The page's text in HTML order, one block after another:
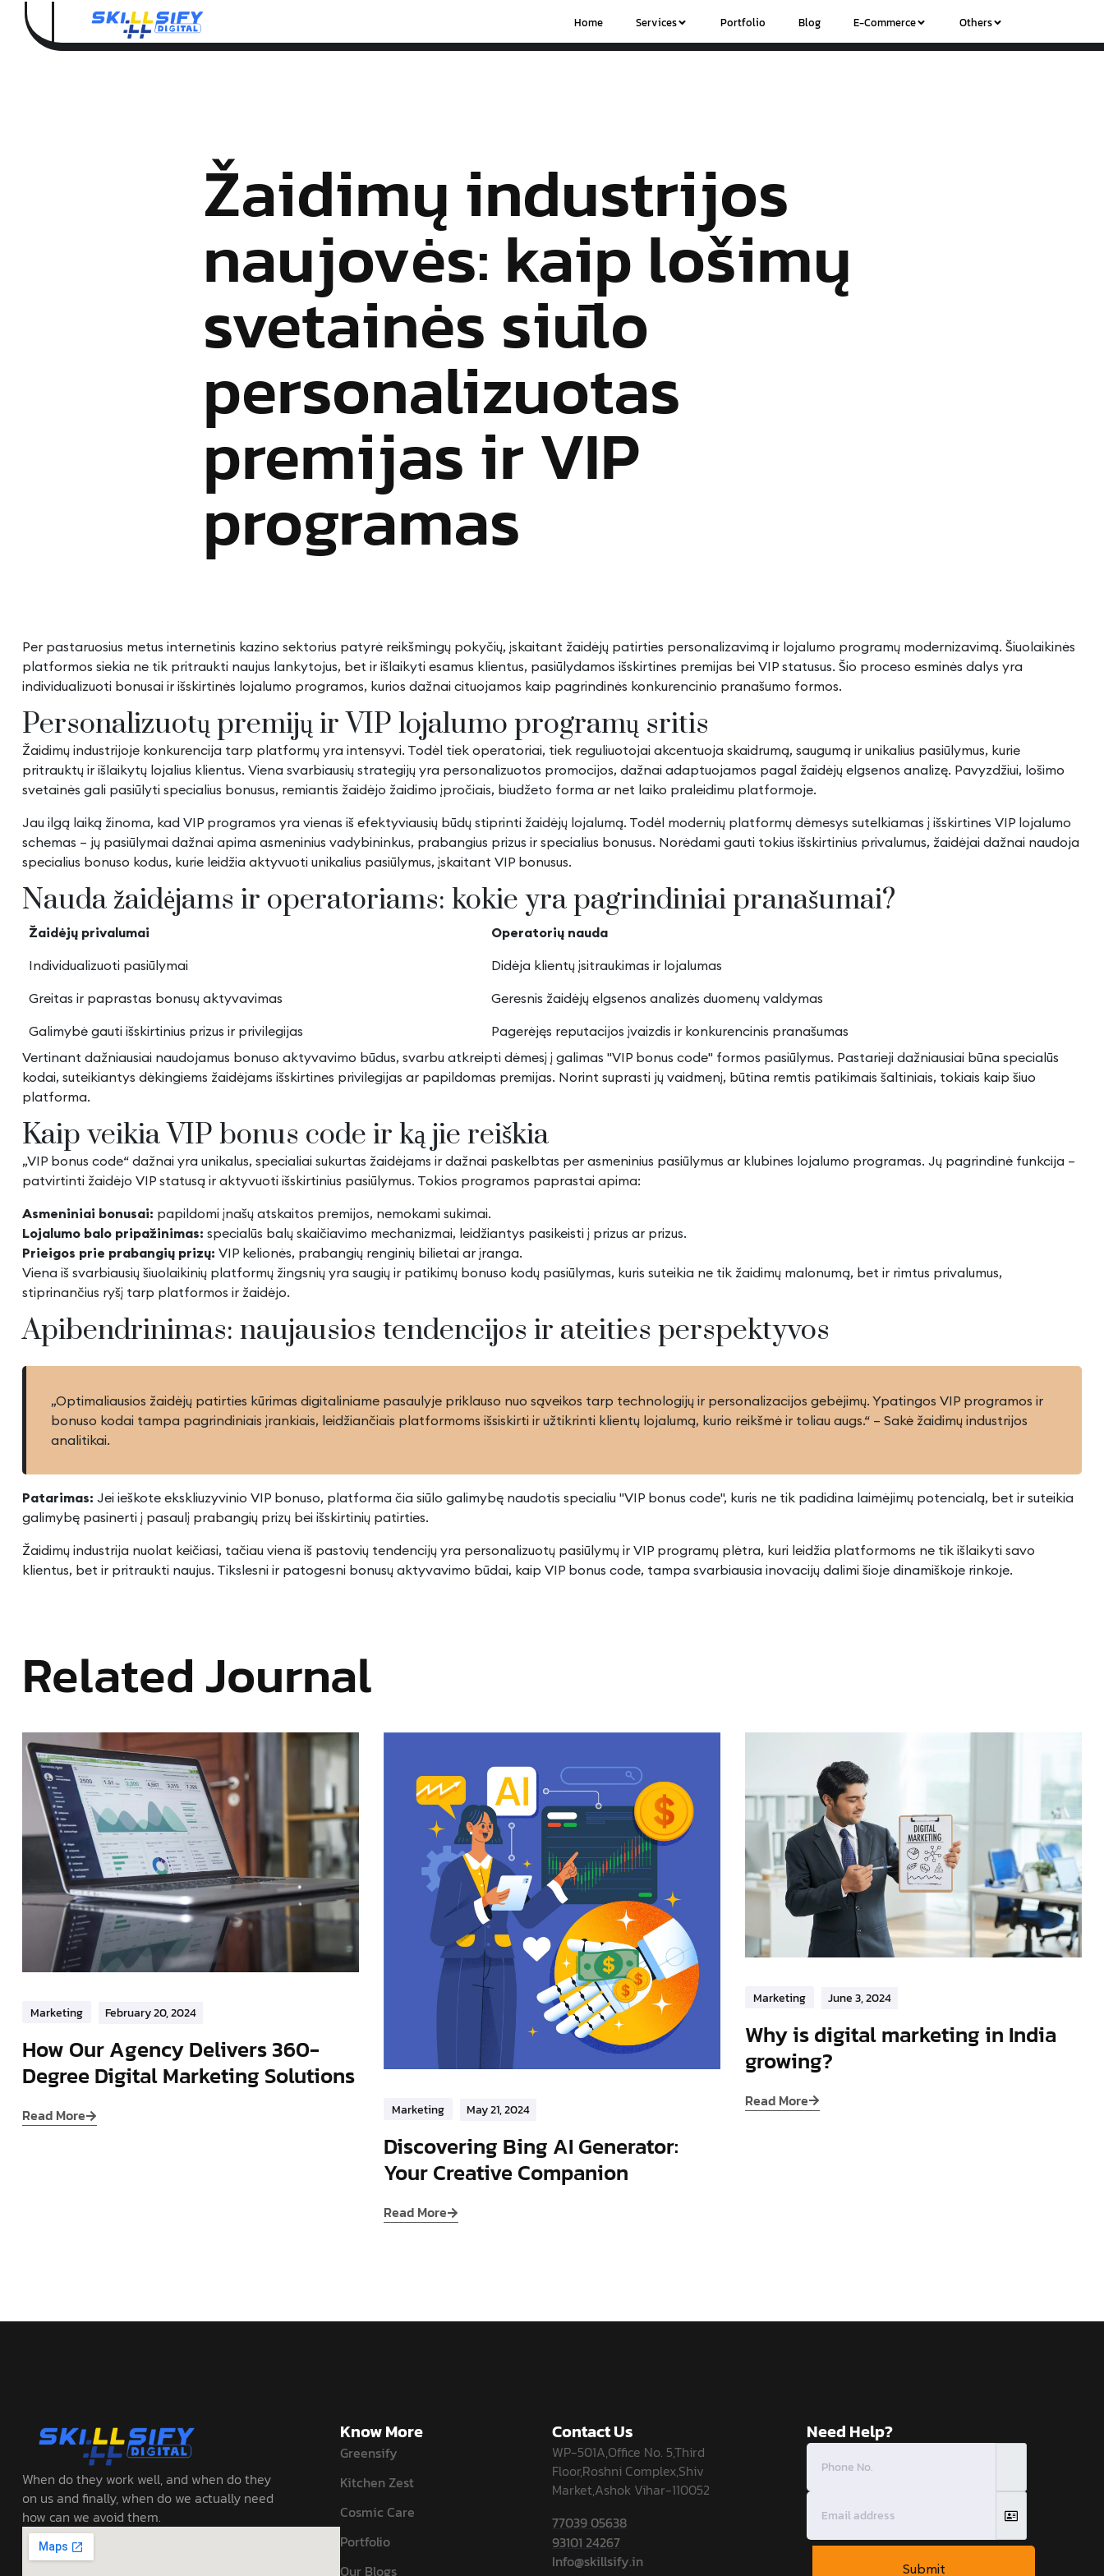
Home Services Portfolio Blog E-Commerce Others
Žaidimų industrijos
naujovės: kaip lošimų
svetainės siūlo
personalizuotas
premijas ir VIP
programas
Per pastaruosius metus internetinis kazino sektorius patyrė reikšmingų pokyčių, įskaitant žaidėjų patirties personalizavimą ir lojalumo programų modernizavimą. Šiuolaikinės
platformos siekia ne tik pritraukti naujus lankytojus, bet ir išlaikyti esamus klientus, pasiūlydamos išskirtines premijas bei VIP statusus. Šio proceso esminės dalys yra
individualizuoti bonusai ir išskirtinės lojalumo programos, kurios dažnai cituojamos kaip pagrindinės konkurencinio pranašumo formos.
Personalizuotų premijų ir VIP lojalumo programų sritis
Žaidimų industrijoje konkurencija tarp platformų yra intensyvi. Todėl tiek operatoriai, tiek reguliuotojai akcentuoja skaidrumą, saugumą ir unikalius pasiūlymus, kurie
pritrauktų ir išlaikytų lojalius klientus. Viena svarbiausių strategijų yra personalizuotos promocijos, dažnai adaptuojamos pagal žaidėjų elgsenos analizę. Pavyzdžiui, lošimo
svetainės gali pasiūlyti specialius bonusus, remiantis žaidėjo žaidimo įpročiais, biudžeto forma ar net laiko praleidimu platformoje.
Jau ilgą laiką žinoma, kad VIP programos yra vienas iš efektyviausių būdų stiprinti žaidėjų lojalumą. Todėl modernių platformų dėmesys sutelkiamas į išskirtines VIP lojalumo
schemas – jų pasiūlymai dažnai apima asmeninius vadybininkus, prabangius prizus ir specialius bonusus. Norėdami gauti tokius išskirtinius privalumus, žaidėjai dažnai naudoja
specialius bonuso kodus, kurie leidžia aktyvuoti unikalius pasiūlymus, įskaitant VIP bonusus.
Nauda žaidėjams ir operatoriams: kokie yra pagrindiniai pranašumai?
Žaidėjų privalumai
Operatorių nauda
Individualizuoti pasiūlymai
Didėja klientų įsitraukimas ir lojalumas
Greitas ir paprastas bonusų aktyvavimas
Geresnis žaidėjų elgsenos analizės duomenų valdymas
Galimybė gauti išskirtinius prizus ir privilegijas
Pagerėjęs reputacijos įvaizdis ir konkurencinis pranašumas
Vertinant dažniausiai naudojamus bonuso aktyvavimo būdus, svarbu atkreipti dėmesį į galimas "VIP bonus code" formos pasiūlymus. Pastarieji dažniausiai būna specialūs
kodai, suteikiantys dėkingiems žaidėjams išskirtines privilegijas ar papildomas premijas. Norint suprasti jų vaidmenį, būtina remtis patikimais šaltiniais, tokiais kaip šiuo
platforma.
Kaip veikia VIP bonus code ir ką jie reiškia
„VIP bonus code“ dažnai yra unikalus, specialiai sukurtas žaidėjams ir dažnai paskelbtas per asmeninius pasiūlymus ar klubines lojalumo programas. Jų pagrindinė funkcija –
patvirtinti žaidėjo VIP statusą ir aktyvuoti išskirtinius pasiūlymus. Tokios programos paprastai apima:
Asmeniniai bonusai: papildomi įnašų atskaitos premijos, nemokami sukimai.
Lojalumo balo pripažinimas: specialūs balų skaičiavimo mechanizmai, leidžiantys pasikeisti į prizus ar prizus.
Prieigos prie prabangių prizų: VIP kelionės, prabangių renginių bilietai ar įranga.
Viena iš svarbiausių šiuolaikinių platformų žingsnių yra saugių ir patikimų bonuso kodų pasiūlymas, kuris suteikia ne tik žaidimų malonumą, bet ir rimtus privalumus,
stiprinančius ryšį tarp platformos ir žaidėjo.
Apibendrinimas: naujausios tendencijos ir ateities perspektyvos
„Optimaliausios žaidėjų patirties kūrimas digitaliniame pasaulyje priklauso nuo sąveikos tarp technologijų ir personalizacijos gebėjimų. Ypatingos VIP programos ir
bonuso kodai tampa pagrindiniais įrankiais, leidžiančiais platformoms išsiskirti ir užtikrinti klientų lojalumą, kurio reikšmė ir toliau augs.“ – Sakė žaidimų industrijos
analitikai.
Patarimas: Jei ieškote ekskliuzyvinio VIP bonuso, platforma čia siūlo galimybę naudotis specialiu "VIP bonus code", kuris ne tik padidina laimėjimų potencialą, bet ir suteikia
galimybę pasinerti į pasaulį prabangių prizų bei išskirtinių patirties.
Žaidimų industrija nuolat keičiasi, tačiau viena iš pastovių tendencijų yra personalizuotų pasiūlymų ir VIP programų plėtra, kuri leidžia platformoms ne tik išlaikyti savo
klientus, bet ir pritraukti naujus. Tikslesni ir patogesni bonusų aktyvavimo būdai, kaip VIP bonus code, tampa svarbiausia inovacijų dalimi šioje dinamiškoje rinkoje.
Related Journal
Marketing February 20, 2024
How Our Agency Delivers 360-
Degree Digital Marketing Solutions
Read More Marketing May 21, 2024
Discovering Bing AI Generator:
Your Creative Companion
Read More
Marketing June 3, 2024
Why is digital marketing in India
growing?
Read More
When do they work well, and when do they
on us and finally, when do we actually need
how can we avoid them.
Know More
Greensify
Kitchen Zest
Cosmic Care
Portfolio
Our Blogs
Contact Us
WP-501A,Office No. 5,Third
Floor,Roshni Complex,Shiv
Market,Ashok Vihar-110052
77039 05638
93101 24267
Info@skillsify.in
Need Help?
Submit